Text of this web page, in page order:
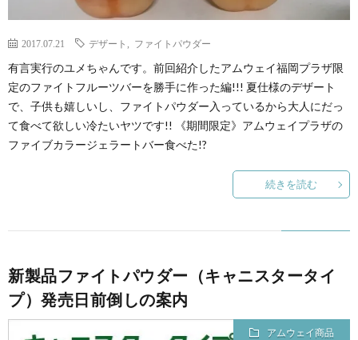
2017.07.21 デザート ファイトパウダー
有言実行のユメちゃんです。前回紹介したアムウェイ福岡プラザ限
定のファイトフルーツバーを勝手に作った編!!! 夏仕様のデザート
で、子供も嬉しいし、ファイトパウダー入っているから大人にだっ
て食べて欲しい冷たいヤツです!! 《期間限定》アムウェイプラザの
ファイブカラージェラートバー食べた!?
続きを読む
新製品ファイトパウダー（キャニスタータイ
プ）発売日前倒しの案内
アムウェイ商品